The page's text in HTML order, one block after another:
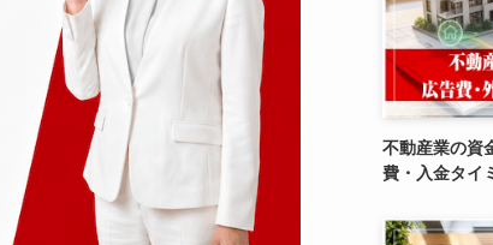
不動産業の資
費・入金タイ